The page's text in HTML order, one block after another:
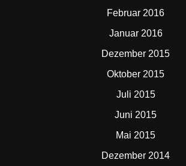
Februar 2016
Januar 2016
Dezember 2015
Oktober 2015
Juli 2015
Juni 2015
Mai 2015
Dezember 2014